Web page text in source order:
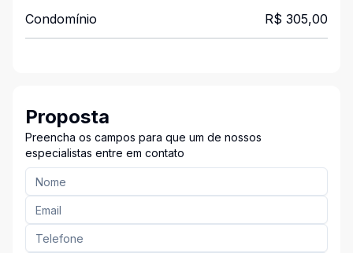
Condomínio R$ 305,00
Proposta
Preencha os campos para que um de nossos
especialistas entre em contato